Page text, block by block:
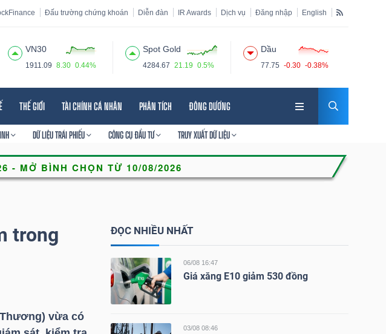
Đấu trường chứng khoán Diễn đàn IR Awards Dịch vụ Đăng nhập English
VN30
1911.09 8.30 0.44%
Spot Gold
4284.67 21.19 0.5%
Dầu
77.75 -0.30 -0.38%
THẾ GIỚI TÀI CHÍNH CÁ NHÂN PHÂN TÍCH ĐÔNG DƯƠNG
DỮ LIỆU TRÁI PHIẾU CÔNG CỤ ĐẦU TƯ TRUY XUẤT DỮ LIỆU
trong
vừa có
ĐỌC NHIỀU NHẤT
06/08 16:47
Giá xăng E10 giảm 530 đồng
03/08 08:46